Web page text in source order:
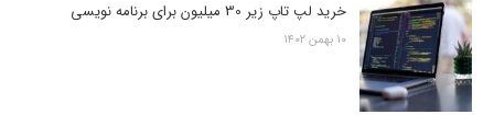
خرید لپ تاپ زیر 30 میلیون برای برنامه نویسی
۱۰ بهمن ۱۴۰۲